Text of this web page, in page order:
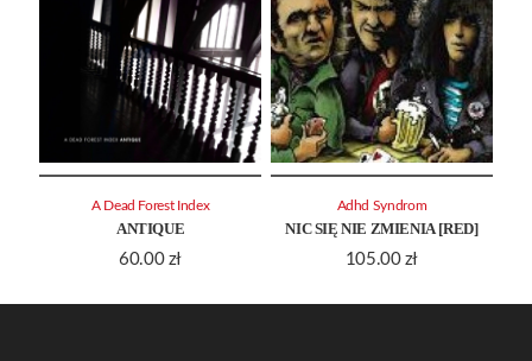
ANTIQUE
60.00 zł
A Dead Forest Index
NIC SIĘ NIE ZMIENIA [RED]
105.00 zł
Adhd Syndrom